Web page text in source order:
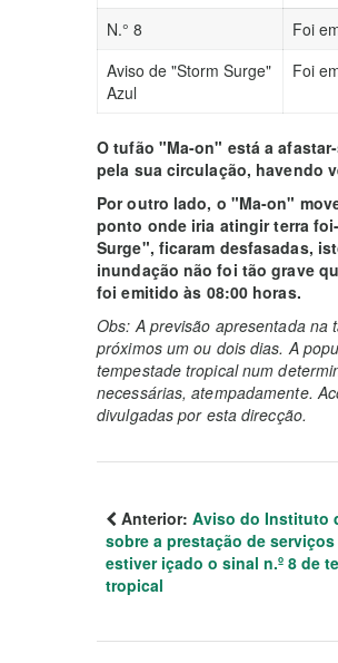
N.° 8
Foi
Aviso de "Storm Surge"
Azul
Foi
O tufão "Ma-on" está a
pela sua circulação, havendo
Por outro lado, o "Ma-on"
ponto onde iria atingir terra
Surge", ficaram desfasadas,
inundação não foi tão grave
foi emitido às 08:00 horas.
Obs: A previsão apresentada na
próximos um ou dois dias. A
tempestade tropical num
necessárias, atempadamente.
divulgadas por esta direcção.
Anterior: Aviso do Instituto
sobre a prestação de
estiver içado o sinal n.º 8 de
tropical